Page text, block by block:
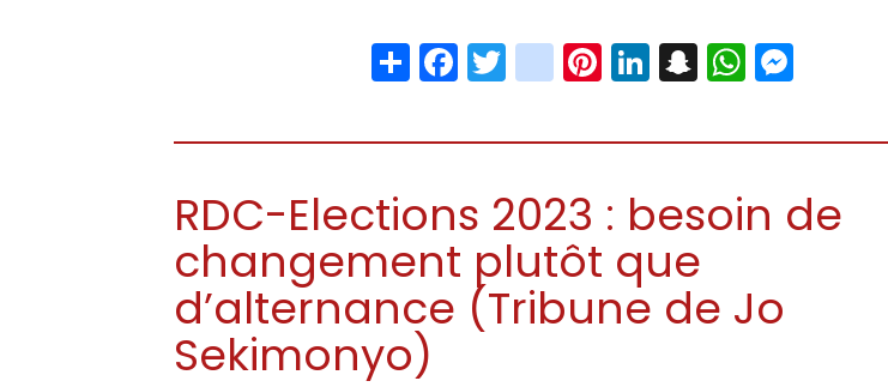
ShareFacebook
Twitter
instagram
Pinterest
LinkedIn
Snapchat
WhatsApp
RDC-Elections 2023 : besoin de
changement plutôt que
d’alternance (Tribune de Jo
Sekimonyo)